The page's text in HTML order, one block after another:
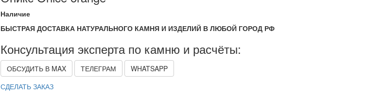
Наличие
БЫСТРАЯ ДОСТАВКА НАТУРАЛЬНОГО КАМНЯ И ИЗДЕЛИЙ В ЛЮБОЙ ГОРОД РФ
Консультация эксперта по камню и расчёты:
ОБСУДИТЬ В MAX ТЕЛЕГРАМ
WHATSAPP
СДЕЛАТЬ ЗАКАЗ